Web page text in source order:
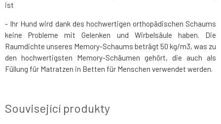
ist
- Ihr Hund wird dank des hochwertigen orthopädischen Schaums
keine Probleme mit Gelenken und Wirbelsäule haben. Die
Raumdichte unseres Memory-Schaums beträgt 50 kg/m3, was zu
den hochwertigsten Memory-Schäumen gehört, die auch als
Füllung für Matratzen in Betten für Menschen verwendet werden.
Související produkty